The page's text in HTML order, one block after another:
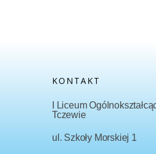
KONTAKT
I Liceum
Tczewie
ul. Szkoły Morskiej 1